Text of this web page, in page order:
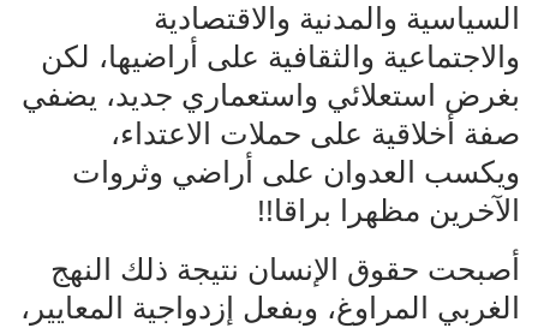
السياسية والمدنية والاقتصادية
والاجتماعية والثقافية على أراضيها، لكن
بغرض استعلائي واستعماري جديد، يضفي
صفة أخلاقية على حملات الاعتداء،
ويكسب العدوان على أراضي وثروات
الآخرين مظهرا براقا!!
أصبحت حقوق الإنسان نتيجة ذلك النهج
الغربي المراوغ، وبفعل إزدواجية المعايير،